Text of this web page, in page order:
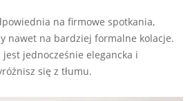
na firmowe spotkania,
nawet na bardziej formalne kolacje.
jednocześnie elegancka i
się z tłumu.